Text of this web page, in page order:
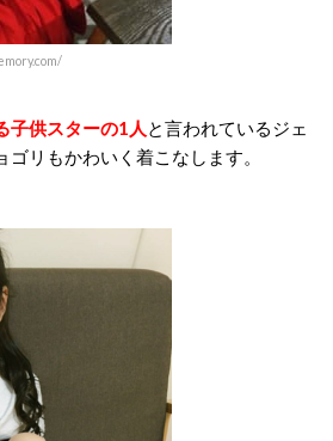
子供スターの1人 と言われているジェ
リもかわいく着こなします。